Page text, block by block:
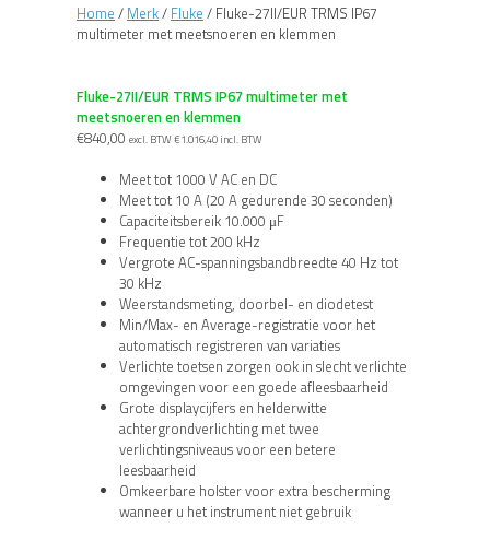
Home / Merk/ Fluke / Fluke-27II/EUR TRMS IP67
multimeter met meetsnoeren en klemmen
Fluke-27II/EUR TRMS IP67 multimeter met
meetsnoeren en klemmen
€840,00 excl. BTW €1.016,40 incl. BTW
Meet tot 1000 V AC en DC
Meet tot 10 A (20 A gedurende 30 seconden)
Capaciteitsbereik 10.000 μF
Frequentie tot 200 kHz
Vergrote AC-spanningsbandbreedte 40 Hz tot
30 kHz
Weerstandsmeting, doorbel- en diodetest
Min/Max- en Average-registratie voor het
automatisch registreren van variaties
Verlichte toetsen zorgen ook in slecht verlichte
omgevingen voor een goede afleesbaarheid
Grote displaycijfers en helderwitte
achtergrondverlichting met twee
verlichtingsniveaus voor een betere
leesbaarheid
Omkeerbare holster voor extra bescherming
wanneer u het instrument niet gebruik